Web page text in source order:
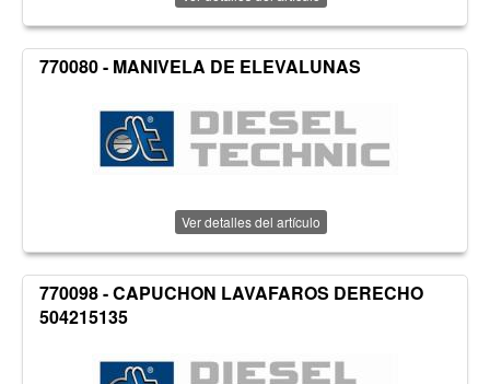
770080 - MANIVELA DE ELEVALUNAS
Ver detalles del artículo
770098 - CAPUCHON LAVAFAROS DERECHO
504215135